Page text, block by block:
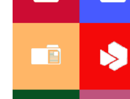
allocation de logement
ou de l'avantage en
bénéficiez si vous